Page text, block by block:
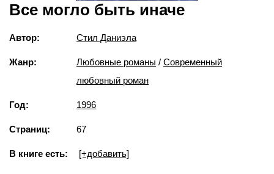
Все могло быть иначе
Автор: Стил Даниэла
Жанр: Любовные романы / Современный
любовный роман
Год: 1996
Страниц: 67
В книге есть: [+добавить]